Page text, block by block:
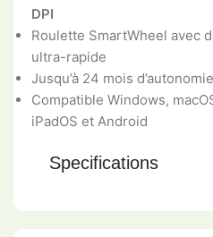
DPI
Roulette SmartWheel avec
ultra-rapide
Jusqu’à 24 mois
Compatible Windows,
iPadOS et Android
Specifications